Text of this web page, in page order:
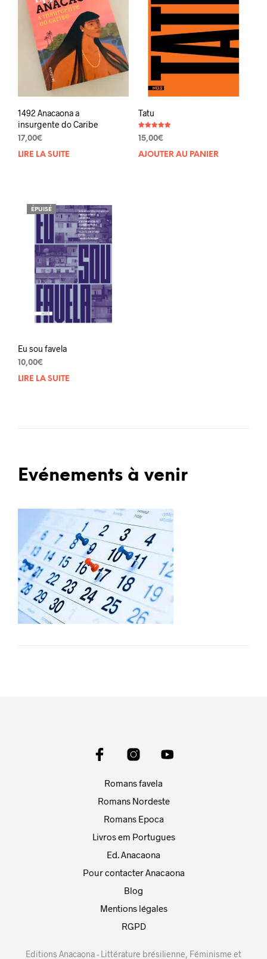
1492 Anacaona a
insurgente do Caribe
17,00€
LIRE LA SUITE
Tatu
5.00
15,00€
AJOUTER AU PANIER
ÉPUISÉ
Eu sou favela
10,00€
LIRE LA SUITE
Evénements à venir
Romans favela
Romans Nordeste
Romans Epoca
Livros em Portugues
Ed. Anacaona
Pour contacter Anacaona
Blog
Mentions légales
RGPD
Editions Anacaona - Littérature brésilienne, Féminisme et